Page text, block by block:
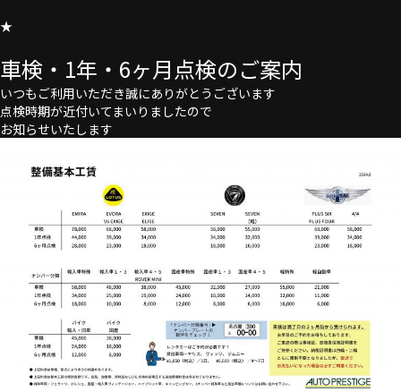
★
車検・1年・6ヶ月点検のご案内
いつもご利用いただき誠にありがとうございます
点検時期が近付いてまいりましたので
お知らせいたします